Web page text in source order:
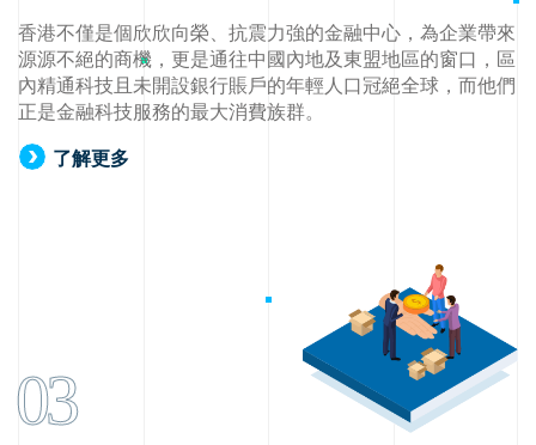
香港不僅是個欣欣向榮、抗震力強的金融中心，為企業帶來
源源不絕的商機，更是通往中國內地及東盟地區的窗口，區
內精通科技且未開設銀行賬戶的年輕人口冠絕全球，而他們
正是金融科技服務的最大消費族群。
了解更多
03